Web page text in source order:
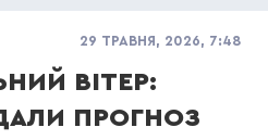
29 ТРАВНЯ, 2026, 7:48
ВІТЕР:
ПРОГНОЗ